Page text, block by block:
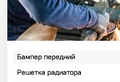
Бампер передний
Решетка радиатора